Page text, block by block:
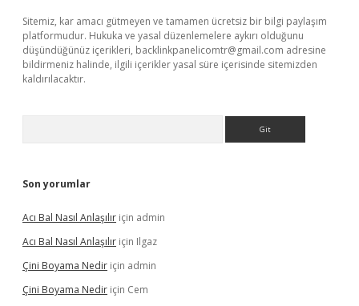
Sitemiz, kar amacı gütmeyen ve tamamen ücretsiz bir bilgi paylaşım
platformudur. Hukuka ve yasal düzenlemelere aykırı olduğunu
düşündüğünüz içerikleri, backlinkpanelicomtr@gmail.com adresine
bildirmeniz halinde, ilgili içerikler yasal süre içerisinde sitemizden
kaldırılacaktır.
Son yorumlar
Acı Bal Nasıl Anlaşılır için admin
Acı Bal Nasıl Anlaşılır için Ilgaz
Çini Boyama Nedir için admin
Çini Boyama Nedir için Cem